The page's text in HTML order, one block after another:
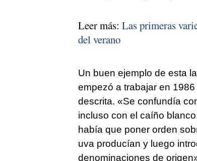
Leer más: Las primeras
del verano
Un buen ejemplo de esta
empezó a trabajar en
descrita. «Se confundía
incluso con el caíño
había que poner orden
uva producían y luego
denominaciones de